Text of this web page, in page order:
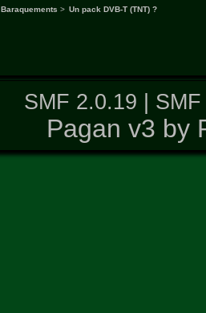
Baraquements > Un pack DVB-T (TNT) ?
SMF 2.0.19
Pagan v3 by